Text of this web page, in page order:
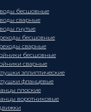
бесшовные
сварные
гнутые
бесшовные
сварные
бесшовные
сварные
эллиптические
фланцевые
плоские
воротниковые